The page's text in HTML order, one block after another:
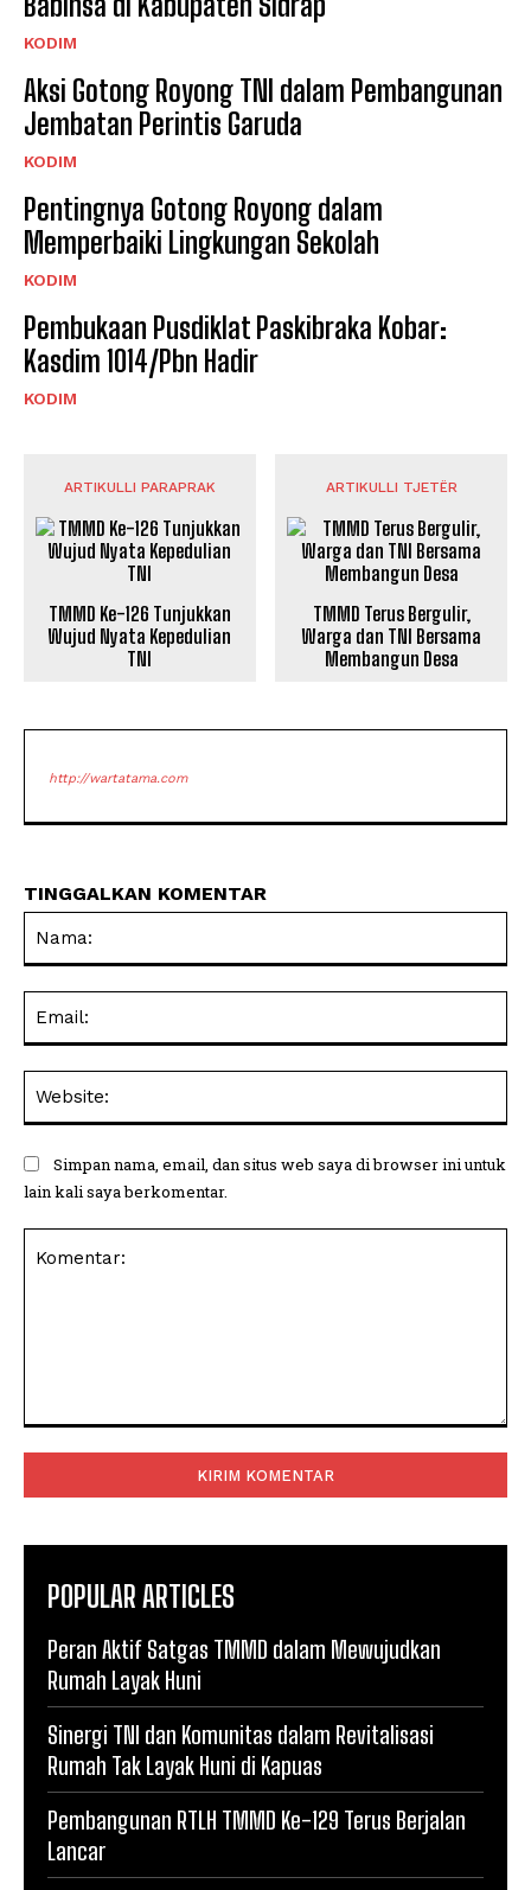
KODIM
Aksi Gotong Royong TNI dalam Pembangunan
Jembatan Perintis Garuda
KODIM
Pentingnya Gotong Royong dalam
Memperbaiki Lingkungan Sekolah
KODIM
Pembukaan Pusdiklat Paskibraka Kobar:
Kasdim 1014/Pbn Hadir
KODIM
ARTIKULLI PARAPRAK
TMMD Ke-126 Tunjukkan
Wujud Nyata Kepedulian
TNI
ARTIKULLI TJETËR
TMMD Terus Bergulir,
Warga dan TNI Bersama
Membangun Desa
http://wartatama.com
TINGGALKAN KOMENTAR
Simpan nama, email, dan situs web saya di browser ini untuk
lain kali saya berkomentar.
POPULAR ARTICLES
Peran Aktif Satgas TMMD dalam Mewujudkan
Rumah Layak Huni
Sinergi TNI dan Komunitas dalam Revitalisasi
Rumah Tak Layak Huni di Kapuas
Pembangunan RTLH TMMD Ke-129 Terus Berjalan
Lancar